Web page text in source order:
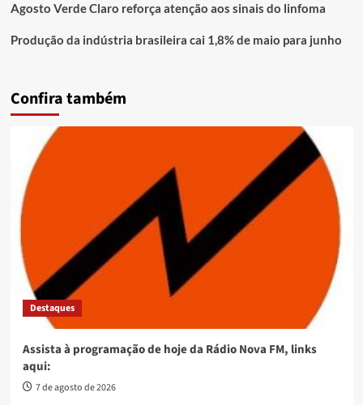
Agosto Verde Claro reforça atenção aos sinais do linfoma
Produção da indústria brasileira cai 1,8% de maio para junho
Confira também
Destaques
Assista à programação de hoje da Rádio Nova FM, links
aqui:
7 de agosto de 2026